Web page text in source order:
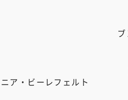
ア・ビーレフェルト